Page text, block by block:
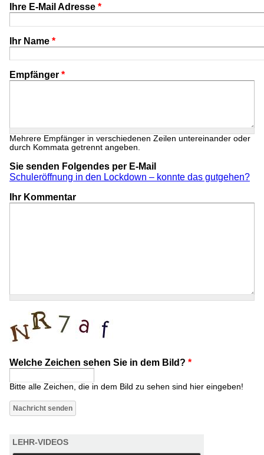
Ihre E-Mail Adresse *
Ihr Name *
Empfänger *
Mehrere Empfänger in verschiedenen Zeilen untereinander oder
durch Kommata getrennt angeben.
Sie senden Folgendes per E-Mail
Schuleröffnung in den Lockdown – konnte das gutgehen?
Ihr Kommentar
Welche Zeichen sehen Sie in dem Bild? *
Bitte alle Zeichen, die in dem Bild zu sehen sind hier eingeben!
LEHR-VIDEOS